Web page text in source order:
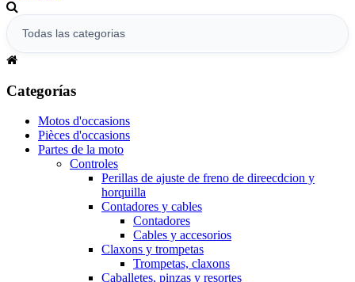
Categorías
Motos d'occasions
Pièces d'occasions
Partes de la moto
Controles
Perillas de ajuste de freno de direecdcion y
horquilla
Contadores y cables
Contadores
Cables y accesorios
Claxons y trompetas
Trompetas, claxons
Caballetes, pinzas y resortes